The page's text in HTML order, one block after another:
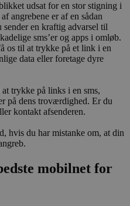
udsat for en stor stigning i
angrebene er af en sådan
sender en kraftig advarsel til
sms’er og apps i omløb.
os til at trykke på et link i en
data eller foretage dyre
trykke på links i en sms,
på dens troværdighed. Er du
kontakt afsenderen.
hvis du har mistanke om, at din
mobilnet for